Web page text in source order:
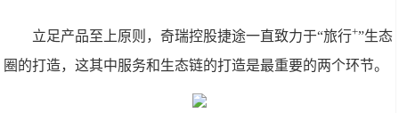
立足产品至上原则，奇瑞控股捷途一直致力于“旅行+”生态
圈的打造，这其中服务和生态链的打造是最重要的两个环节。